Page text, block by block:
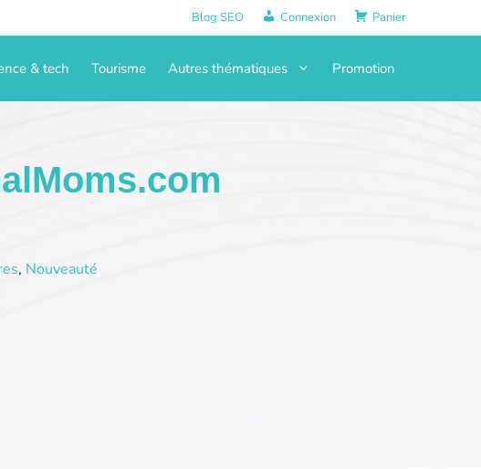
Blog SEO Connexion Panier
& tech Tourisme Autres thématiques Promotion
, Nouveauté